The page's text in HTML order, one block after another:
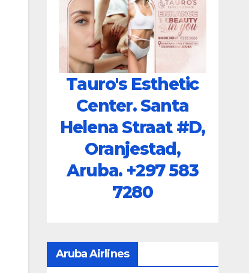
Tauro's Esthetic
Center. Santa
Helena Straat #D,
Oranjestad,
Aruba. +297 583
7280
Aruba Airlines